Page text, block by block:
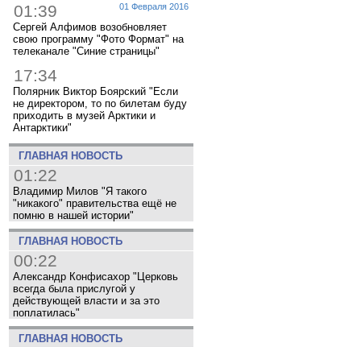
01 Февраля 2016
01:39
Сергей Алфимов возобновляет
свою программу "Фото Формат" на
телеканале "Синие страницы"
17:34
Полярник Виктор Боярский "Если
не директором, то по билетам буду
приходить в музей Арктики и
Антарктики"
ГЛАВНАЯ НОВОСТЬ
01:22
Владимир Милов "Я такого
"никакого" правительства ещё не
помню в нашей истории"
ГЛАВНАЯ НОВОСТЬ
00:22
Александр Конфисахор "Церковь
всегда была прислугой у
действующей власти и за это
поплатилась"
ГЛАВНАЯ НОВОСТЬ